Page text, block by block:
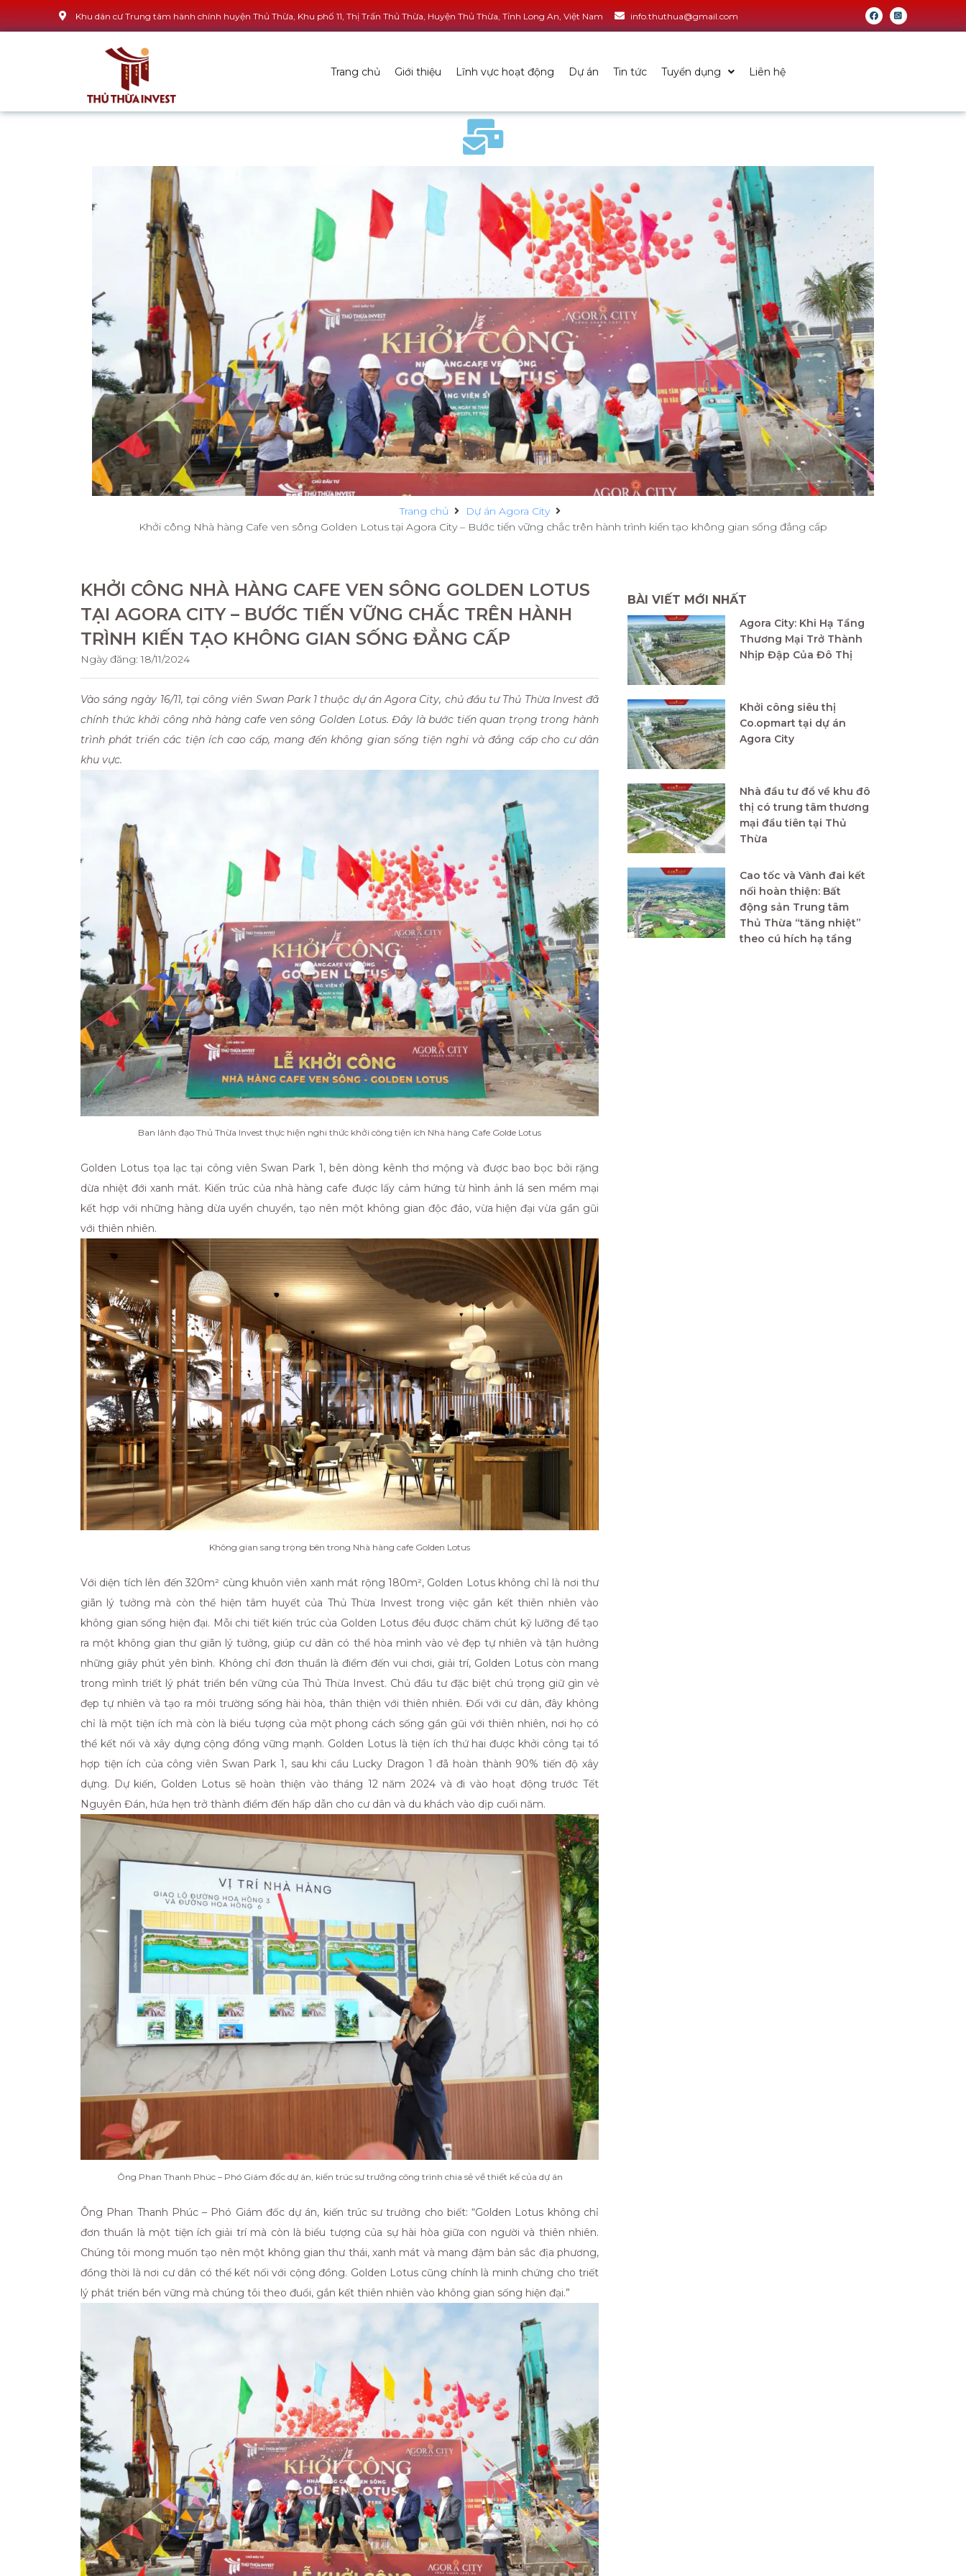
Khu dân cư Trung tâm hành chính huyện Thủ Thừa, Khu phố 11, Thị Trấn Thủ Thừa, Huyện Thủ Thừa, Tỉnh Long An, Việt Nam info.thuthua@gmail.com
Trang chủ Giới thiệu Lĩnh vực hoạt động Dự án Tin tức Tuyển dụng Liên hệ
Trang chủ
Dự án Agora City
Khởi công Nhà hàng Cafe ven sông Golden Lotus tại Agora City – Bước tiến vững chắc trên hành trình kiến tạo không gian sống đẳng cấp
KHỞI CÔNG NHÀ HÀNG CAFE VEN SÔNG GOLDEN LOTUS
TẠI AGORA CITY – BƯỚC TIẾN VỮNG CHẮC TRÊN HÀNH
TRÌNH KIẾN TẠO KHÔNG GIAN SỐNG ĐẲNG CẤP
Ngày đăng: 18/11/2024
Vào sáng ngày 16/11, tại công viên Swan Park 1 thuộc dự án Agora City, chủ đầu tư Thủ Thừa Invest đã
chính thức khởi công nhà hàng cafe ven sông Golden Lotus. Đây là bước tiến quan trọng trong hành
trình phát triển các tiện ích cao cấp, mang đến không gian sống tiện nghi và đẳng cấp cho cư dân
khu vực.
Ban lãnh đạo Thủ Thừa Invest thực hiện nghi thức khởi công tiện ích Nhà hàng Cafe Golde Lotus
Golden Lotus tọa lạc tại công viên Swan Park 1, bên dòng kênh thơ mộng và được bao bọc bởi rặng
dừa nhiệt đới xanh mát. Kiến trúc của nhà hàng cafe được lấy cảm hứng từ hình ảnh lá sen mềm mại
kết hợp với những hàng dừa uyển chuyển, tạo nên một không gian độc đáo, vừa hiện đại vừa gần gũi
với thiên nhiên.
Không gian sang trọng bên trong Nhà hàng cafe Golden Lotus
Với diện tích lên đến 320m² cùng khuôn viên xanh mát rộng 180m², Golden Lotus không chỉ là nơi thư
giãn lý tưởng mà còn thể hiện tâm huyết của Thủ Thừa Invest trong việc gắn kết thiên nhiên vào
không gian sống hiện đại. Mỗi chi tiết kiến trúc của Golden Lotus đều được chăm chút kỹ lưỡng để tạo
ra một không gian thư giãn lý tưởng, giúp cư dân có thể hòa mình vào vẻ đẹp tự nhiên và tận hưởng
những giây phút yên bình. Không chỉ đơn thuần là điểm đến vui chơi, giải trí, Golden Lotus còn mang
trong mình triết lý phát triển bền vững của Thủ Thừa Invest. Chủ đầu tư đặc biệt chú trọng giữ gìn vẻ
đẹp tự nhiên và tạo ra môi trường sống hài hòa, thân thiện với thiên nhiên. Đối với cư dân, đây không
chỉ là một tiện ích mà còn là biểu tượng của một phong cách sống gần gũi với thiên nhiên, nơi họ có
thể kết nối và xây dựng cộng đồng vững mạnh. Golden Lotus là tiện ích thứ hai được khởi công tại tổ
hợp tiện ích của công viên Swan Park 1, sau khi cầu Lucky Dragon 1 đã hoàn thành 90% tiến độ xây
dựng. Dự kiến, Golden Lotus sẽ hoàn thiện vào tháng 12 năm 2024 và đi vào hoạt động trước Tết
Nguyên Đán, hứa hẹn trở thành điểm đến hấp dẫn cho cư dân và du khách vào dịp cuối năm.
Ông Phan Thanh Phúc – Phó Giám đốc dự án, kiến trúc sư trưởng công trình chia sẻ về thiết kế của dự án
Ông Phan Thanh Phúc – Phó Giám đốc dự án, kiến trúc sư trưởng cho biết: “Golden Lotus không chỉ
đơn thuần là một tiện ích giải trí mà còn là biểu tượng của sự hài hòa giữa con người và thiên nhiên.
Chúng tôi mong muốn tạo nên một không gian thư thái, xanh mát và mang đậm bản sắc địa phương,
đồng thời là nơi cư dân có thể kết nối với cộng đồng. Golden Lotus cũng chính là minh chứng cho triết
lý phát triển bền vững mà chúng tôi theo đuổi, gắn kết thiên nhiên vào không gian sống hiện đại.”
BÀI VIẾT MỚI NHẤT
Agora City: Khi Hạ Tầng
Thương Mại Trở Thành
Nhịp Đập Của Đô Thị
Khởi công siêu thị
Co.opmart tại dự án
Agora City
Nhà đầu tư đổ về khu đô
thị có trung tâm thương
mại đầu tiên tại Thủ
Thừa
Cao tốc và Vành đai kết
nối hoàn thiện: Bất
động sản Trung tâm
Thủ Thừa “tăng nhiệt”
theo cú hích hạ tầng